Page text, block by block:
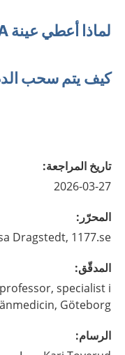
لماذا أعطي عينة PSA؟
كيف يتم سحب
تاريخ المراجعة:
2026-03-27
المحرّر :
Dragstedt, 1177.se, هيئة التحرير الوطنية
المدقّق:
specialist i
Göteborg
الرسام: